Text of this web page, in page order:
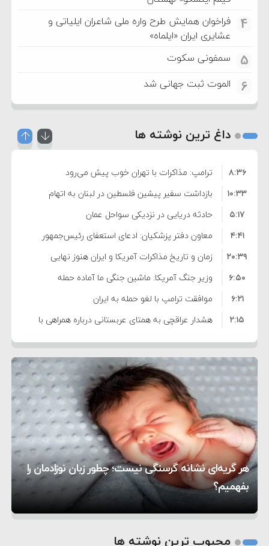
4
فراخوان همایش طرح واره ملی شاعران ایلیاتی و
عشایری ایران «ایلماه»
5 سمفونی سکوت
6 الموت ثبت جهانی شد
داغ ترین نوشته ها
ترامپ: مذاکرات با تهران خوب پیش می‌رود
۸:۳۶
بازداشت سفیر پیشین فلسطین در لبنان به اتهام
فساد و اختلاس اموال
۱۰:۳۳
حادثه دریایی در نزدیکی سواحل عمان
۵:۱۷
معاون دفتر پزشکیان: ادعای استعفای رئیس‌جمهور
واهی و کذب محض است
۴:۴۱
زمان و تاریخ مذاکرات آمریکا و ایران هنوز نهایی
نشده است
۲۰:۳۹
وزیر جنگ آمریکا: ماشین جنگی ما آماده حمله
نظامی علیه ایران است
۶:۵۰
موافقت ترامپ با لغو حمله به ایران
۶:۲۱
هشدار عراقچی به همتای عربستانی درباره همراهی با
آمریکا
۲:۱۵
مقام ارشد امنیتی: برنامه گسترده‌ای برای پاسخ به
دیوانگی آمریکا داریم
۷:۱۰
ترامپ دستور حملات جدید علیه ایران را صادر کرد
۵:۴۵
سپاه: دو نفتکش متخلف مورد اصابت قرار گرفته و
متوقف شدند
۱۲:۵۹
ترامپ مدعی توافق تاریخی برای خلع سلاح کامل
حماس شد
۸:۵۷
اعتراض عراقچی به همتای بلغارستانی به دلیل کمک
به آمریکا در حملات به ایران
۱۶:۱۹
کشورهایی که به متجاوزان کمک می کنند پاسخ
سختی خواهند گرفت
۱۰:۱۵
سنتکام پایان تجاوز جدید به ایران را اعلام کرد
۶:۰۵
هر گریه‌ای نشانه گرسنگی نیست؛ چطور زبان نوزادمان را
بفهمیم؟
تغذیه پدر می‌تواند بر سلامت نوزاد تأثیر بگذارد
روی دیگر زندگی
2
محبوب ترین نوشته ها